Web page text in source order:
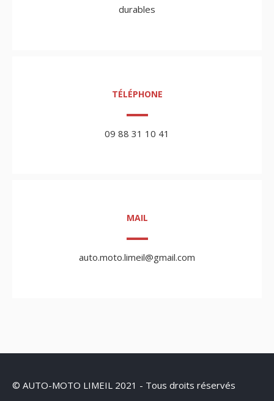
durables
TÉLÉPHONE
09 88 31 10 41
MAIL
auto.moto.limeil@gmail.com
© AUTO-MOTO LIMEIL 2021 - Tous droits réservés